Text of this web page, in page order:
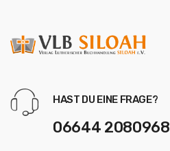
HAST DU EINE FRAGE?
06644 2080968